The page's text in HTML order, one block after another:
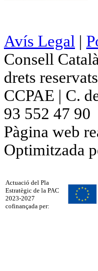
Avís Legal |
Consell
drets reservats
CCPAE | C.
93 552 47 90
Pàgina web
Optimitzada
Actuació del Pla
Estratègic de la PAC
2023-2027
cofinançada per: